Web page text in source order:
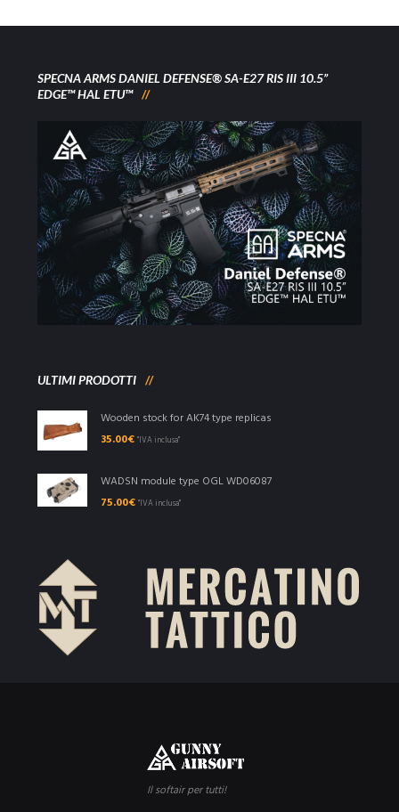
SPECNA ARMS DANIEL DEFENSE® SA-E27 RIS III 10.5”
EDGE™ HAL ETU™
ULTIMI PRODOTTI
Wooden stock for AK74 type replicas
35.00€ "IVA inclusa"
WADSN module type OGL WD06087
75.00€ "IVA inclusa"
Il softair per tutti!